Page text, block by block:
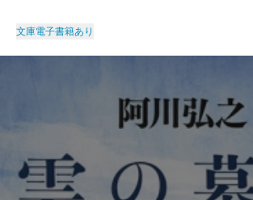
文庫電子書籍あり